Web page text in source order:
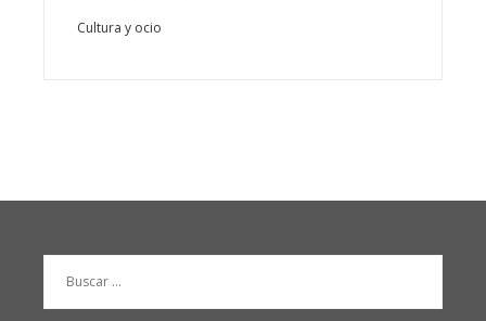
Cultura y ocio